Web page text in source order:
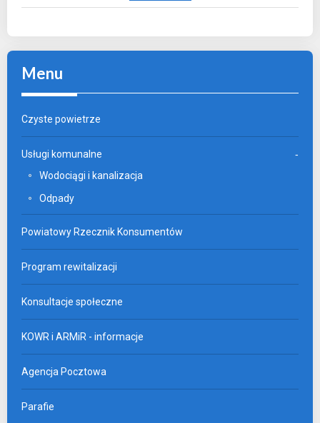
Menu
Czyste powietrze
Usługi komunalne
Wodociągi i kanalizacja
Odpady
Powiatowy Rzecznik Konsumentów
Program rewitalizacji
Konsultacje społeczne
KOWR i ARMiR - informacje
Agencja Pocztowa
Parafie